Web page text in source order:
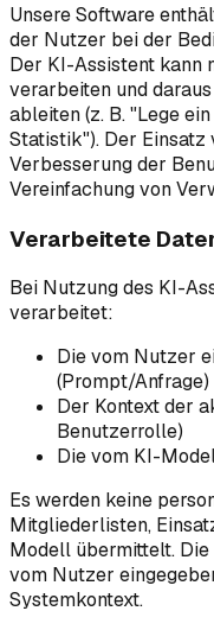
Unsere Software
der Nutzer bei der
Der KI-Assistent kann
verarbeiten und
ableiten (z. B. "Lege
Statistik"). Der
Verbesserung der
Vereinfachung von
Verarbeitete
Bei Nutzung des KI-
verarbeitet:
Die vom Nutzer
(Prompt/Anfrage)
Der Kontext der
Benutzerrolle)
Die vom KI-
Es werden keine
Mitgliederlisten,
Modell übermittelt.
vom Nutzer
Systemkontext.